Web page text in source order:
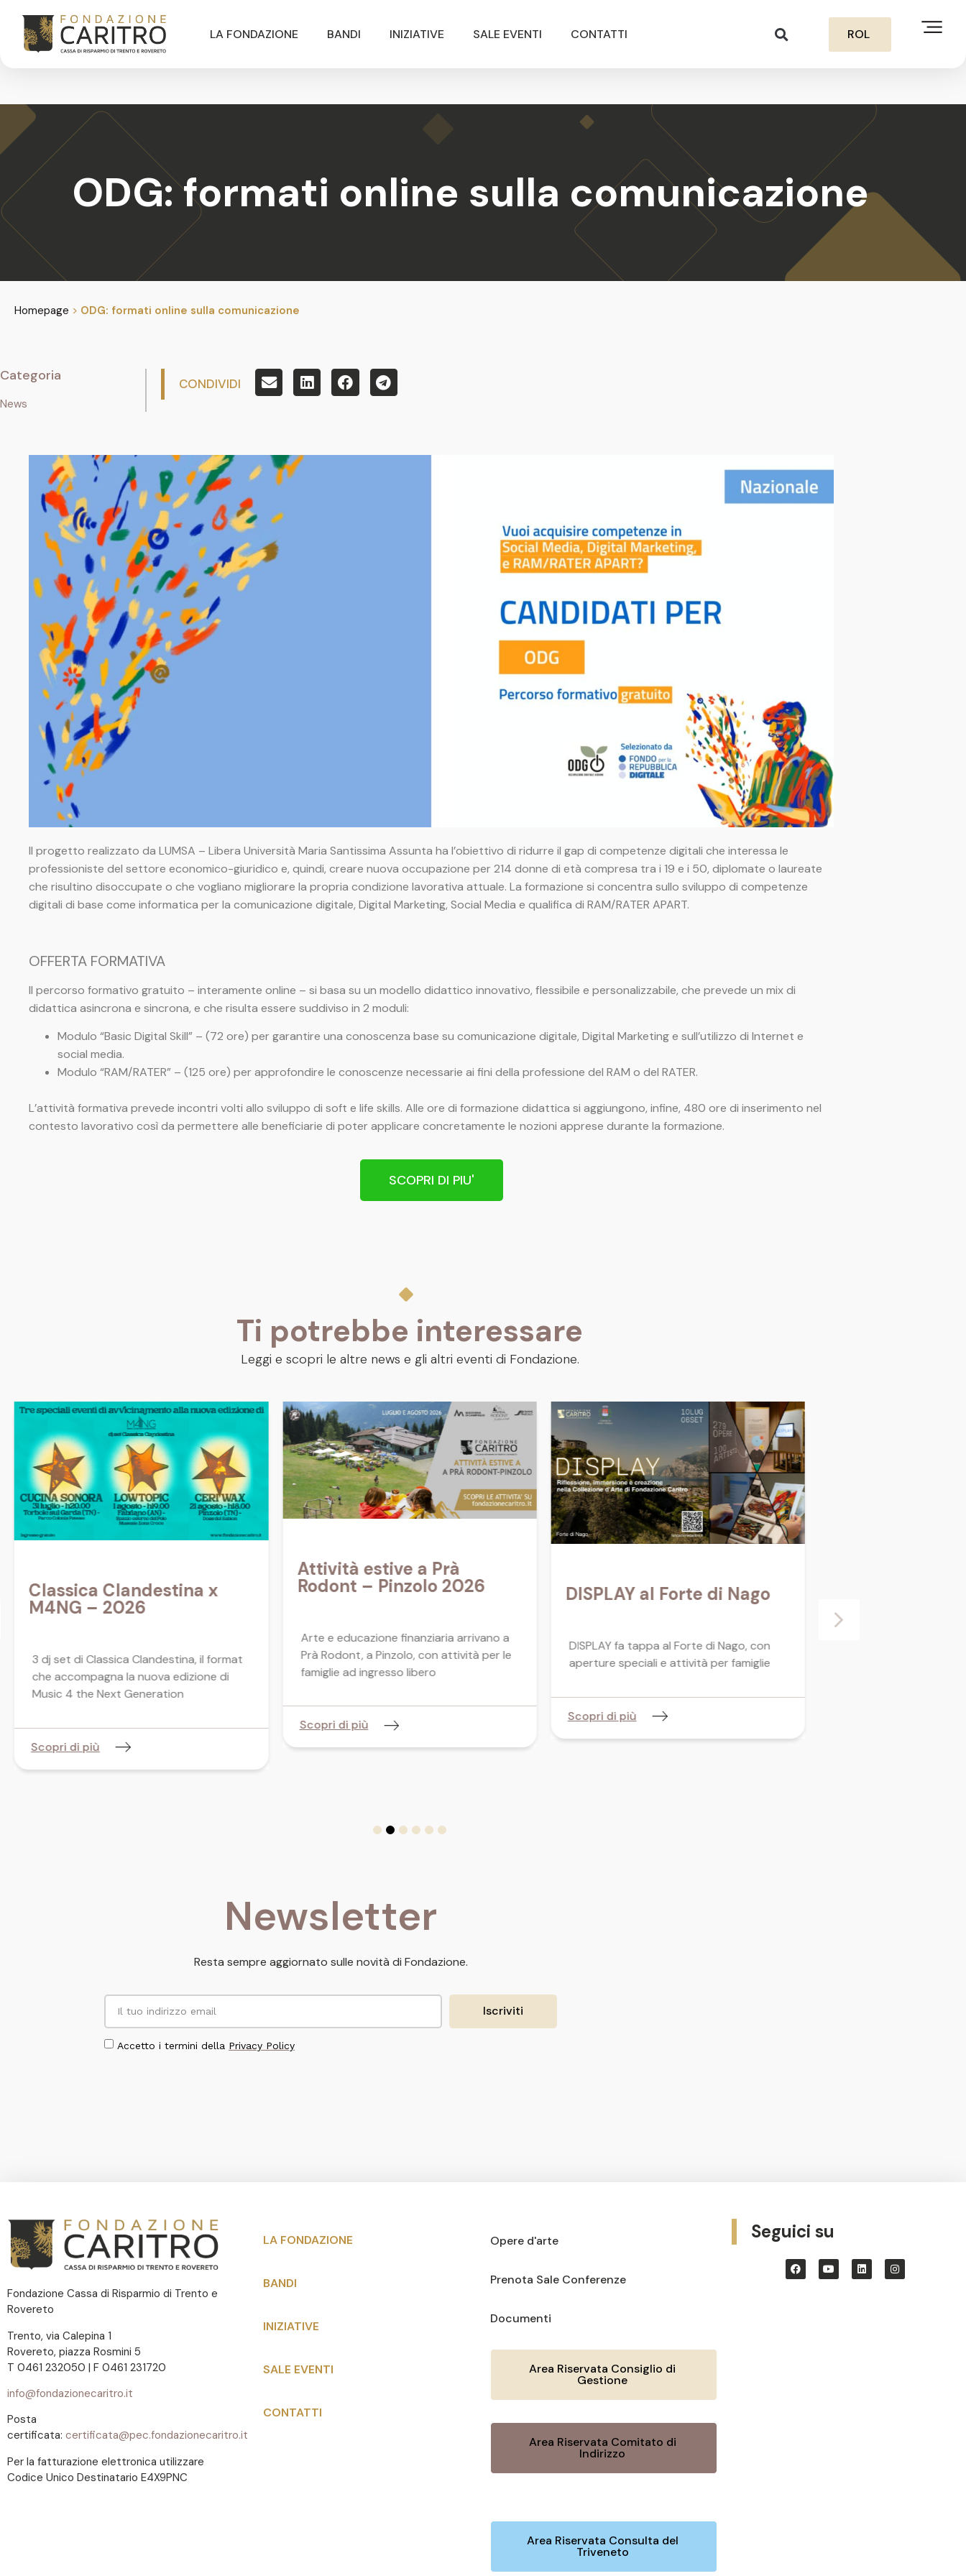
LA FONDAZIONE BANDI INIZIATIVE SALE EVENTI CONTATTI ROL
ODG: formati online sulla comunicazione
Homepage > ODG: formati online sulla comunicazione
Categoria
News
CONDIVIDI
Il progetto realizzato da LUMSA – Libera Università Maria Santissima Assunta ha l’obiettivo di ridurre il gap di competenze digitali che interessa le
professioniste del settore economico-giuridico e, quindi, creare nuova occupazione per 214 donne di età compresa tra i 19 e i 50, diplomate o laureate
che risultino disoccupate o che vogliano migliorare la propria condizione lavorativa attuale. La formazione si concentra sullo sviluppo di competenze
digitali di base come informatica per la comunicazione digitale, Digital Marketing, Social Media e qualifica di RAM/RATER APART.
OFFERTA FORMATIVA
Il percorso formativo gratuito – interamente online – si basa su un modello didattico innovativo, flessibile e personalizzabile, che prevede un mix di
didattica asincrona e sincrona, e che risulta essere suddiviso in 2 moduli:
Modulo “Basic Digital Skill” – (72 ore) per garantire una conoscenza base su comunicazione digitale, Digital Marketing e sull’utilizzo di Internet e
social media.
Modulo “RAM/RATER” – (125 ore) per approfondire le conoscenze necessarie ai fini della professione del RAM o del RATER.
L’attività formativa prevede incontri volti allo sviluppo di soft e life skills. Alle ore di formazione didattica si aggiungono, infine, 480 ore di inserimento nel
contesto lavorativo così da permettere alle beneficiarie di poter applicare concretamente le nozioni apprese durante la formazione.
SCOPRI DI PIU'
Ti potrebbe interessare
Leggi e scopri le altre news e gli altri eventi di Fondazione.
Classica Clandestina x
M4NG – 2026
3 dj set di Classica Clandestina, il format
che accompagna la nuova edizione di
Music 4 the Next Generation
Scopri di più
Attività estive a Prà
Rodont – Pinzolo 2026
Arte e educazione finanziaria arrivano a
Prà Rodont, a Pinzolo, con attività per le
famiglie ad ingresso libero
Scopri di più
DISPLAY al Forte di Nago
DISPLAY fa tappa al Forte di Nago, con
aperture speciali e attività per famiglie
Scopri di più
Torbole sul
31.07.2026
Newsletter
Resta sempre aggiornato sulle novità di Fondazione.
Accetto i termini della Privacy Policy
Iscriviti
Fondazione Cassa di Risparmio di Trento e
Rovereto
Trento, via Calepina 1
Rovereto, piazza Rosmini 5
T 0461 232050 | F 0461 231720
info@fondazionecaritro.it
Posta
certificata: certificata@pec.fondazionecaritro.it
Per la fatturazione elettronica utilizzare
Codice Unico Destinatario E4X9PNC
LA FONDAZIONE
BANDI
INIZIATIVE
SALE EVENTI
CONTATTI
Opere d'arte
Prenota Sale Conferenze
Documenti
Area Riservata Consiglio di
Gestione
Area Riservata Comitato di
Indirizzo
Area Riservata Consulta del
Triveneto
Seguici su